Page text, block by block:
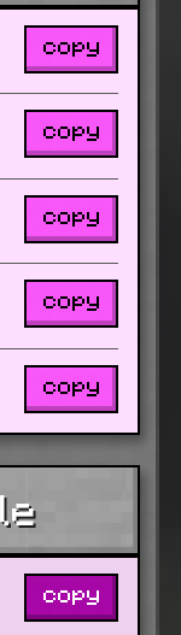
copy
copy
copy
copy
copy
copy